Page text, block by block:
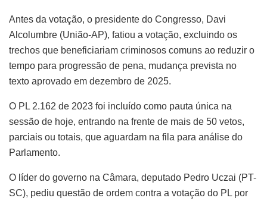
Antes da votação, o presidente do Congresso, Davi
Alcolumbre (União-AP), fatiou a votação, excluindo os
trechos que beneficiariam criminosos comuns ao reduzir o
tempo para progressão de pena, mudança prevista no
texto aprovado em dezembro de 2025.
O PL 2.162 de 2023 foi incluído como pauta única na
sessão de hoje, entrando na frente de mais de 50 vetos,
parciais ou totais, que aguardam na fila para análise do
Parlamento.
O líder do governo na Câmara, deputado Pedro Uczai (PT-
SC), pediu questão de ordem contra a votação do PL por